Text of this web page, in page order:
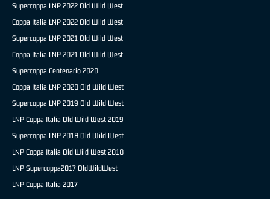
Supercoppa LNP 2022 Old Wild West
Coppa Italia LNP 2022 Old Wild West
Supercoppa LNP 2021 Old Wild West
Coppa Italia LNP 2021 Old Wild West
Supercoppa Centenario 2020
Coppa Italia LNP 2020 Old Wild West
Supercoppa LNP 2019 Old Wild West
LNP Coppa Italia Old Wild West 2019
Supercoppa LNP 2018 Old Wild West
LNP Coppa Italia Old Wild West 2018
LNP Supercoppa2017 OldWildWest
LNP Coppa Italia 2017